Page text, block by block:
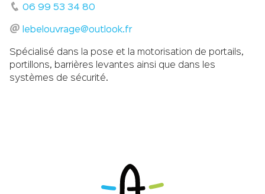
06 99 53 34 80
lebelouvrage@outlook.fr
Spécialisé dans la pose et la motorisation de portails,
portillons, barrières levantes ainsi que dans les
systèmes de sécurité.